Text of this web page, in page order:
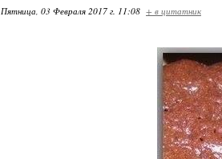
Пятница, 03 Февраля 2017 г. 11:08 + в цитатник